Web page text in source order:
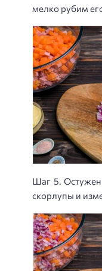
мелко рубим
Шаг 5.
скорлупы и